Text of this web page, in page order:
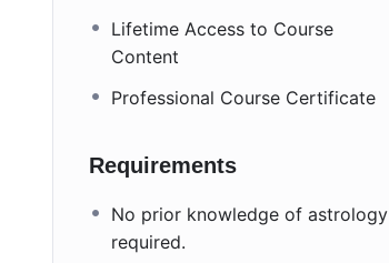
Lifetime Access to Course
Content
Professional Course Certificate
Requirements
No prior knowledge of astrology
required.